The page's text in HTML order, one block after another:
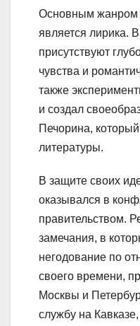
Основным жанром
является лирика.
присутствуют
чувства и
также
и создал
Печорина,
литературы.
В защите своих
оказывался в
правительством.
замечания, в
негодование по
своего времени,
Москвы и
службу на